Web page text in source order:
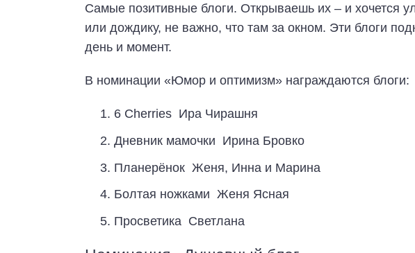
Самые позитивные блоги. Открываешь их – и хочется
или дождику, не важно, что там за окном. Эти блоги
день и момент.
В номинации «Юмор и оптимизм» награждаются блоги:
6 Cherries Ира Чирашня
Дневник мамочки Ирина Бровко
Планерёнок Женя, Инна и Марина
Болтая ножками Женя Ясная
Просветика Светлана